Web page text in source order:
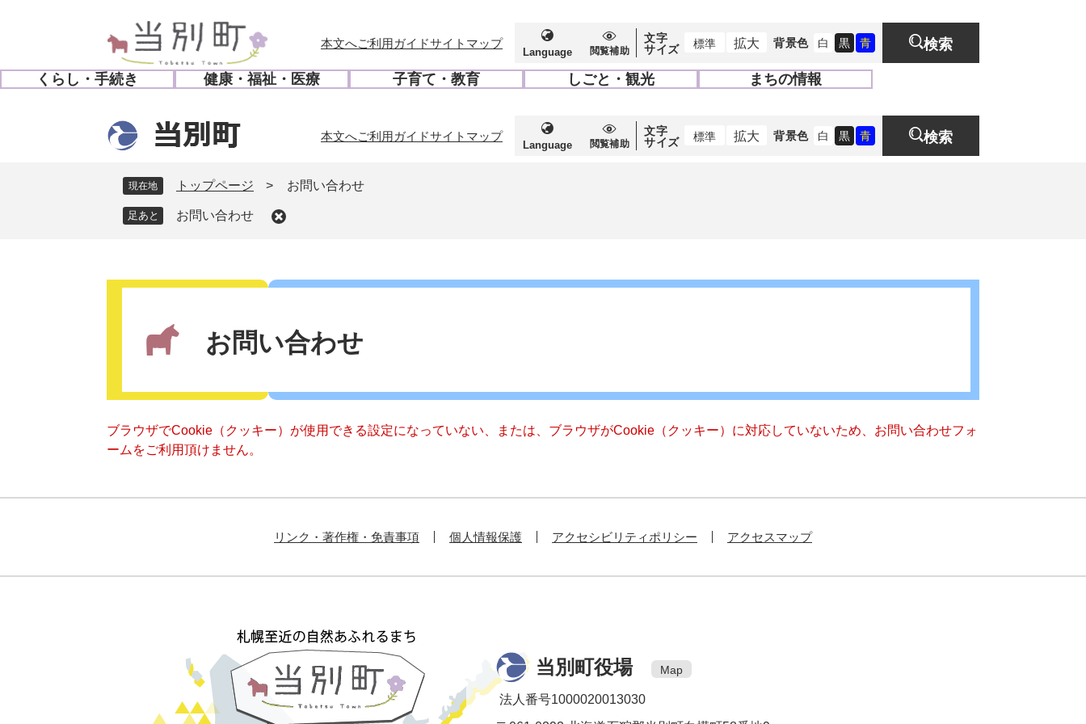
の
先
ー
を
本文へご利用ガイドサイトマップ
Language 閲覧補助
文字
サイズ
標準 拡大 背景色 白 黒 青 検索
くらし・手続き
開
健康・福祉・医療
開
子育て・教育
開
しごと・観光
開
まちの情報
開
本文へご利用ガイドサイトマップ
Language 閲覧補助
文字
サイズ
標準 拡大 背景色 白 黒 青 検索
現在地 トップページ > お問い合わせ
お問い合わせ
お問い合わせ
ブラウザでCookie（クッキー）が使用できる設定になっていない、または、ブラウザがCookie（クッキー）に対応していないため、お問い合わせフォ
ームをご利用頂けません。
リンク・著作権・免責事項 個人情報保護 アクセシビリティポリシー アクセスマップ
当別町役場 Map
法人番号1000020013030